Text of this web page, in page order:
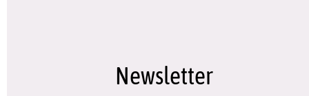
Newsletter